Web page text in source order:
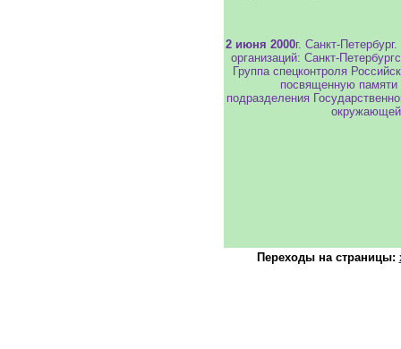
2 июня 2000г. Санкт-
организаций: Санкт-
Группа спецконтроля
посвященную памяти
подразделения
окружающей
Переходы на страницы: